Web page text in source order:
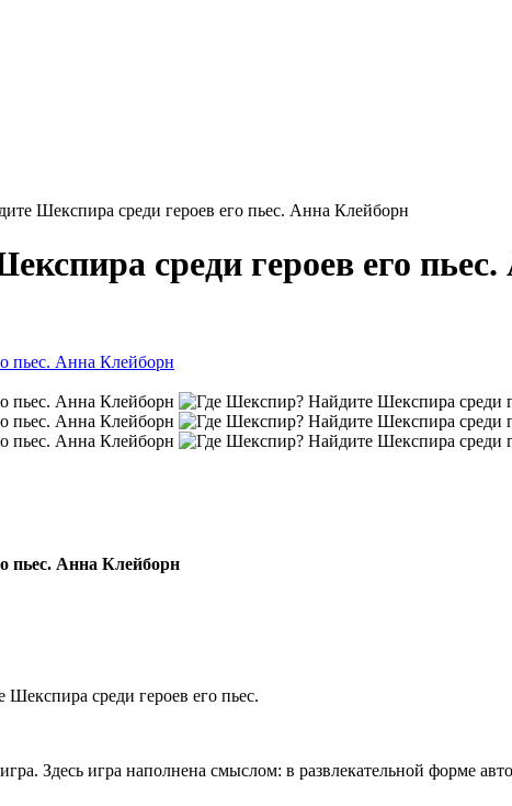
Шекспира среди героев его пьес. Анна Клейборн
среди героев его
пьес. Анна Клейборн
среди героев его пьес.
Здесь игра наполнена смыслом: в развлекательной форме